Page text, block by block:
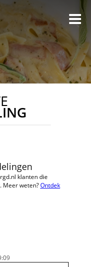
klanten die
Meer weten?Ontdek